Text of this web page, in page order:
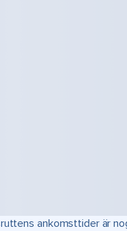
ankomsttider är